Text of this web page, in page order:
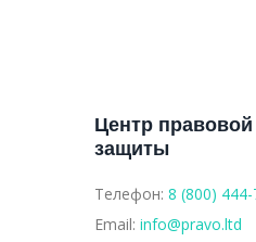
Центр
защиты
Телефон: 8 (800)
Email: info@pravo.ltd